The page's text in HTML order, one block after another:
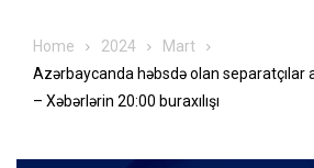
Home 2024
Mart
Azərbaycanda həbsdə olan separatçılar
– Xəbərlərin 20:00 buraxılışı